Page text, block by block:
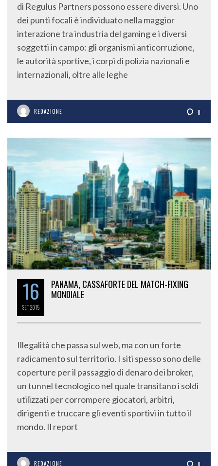
di Regulus Partners possono essere diversi. Uno
dei punti focali è individuato nella maggior
interazione tra industria del gaming e i diversi
soggetti in campo: gli organismi anticorruzione,
le autorità sportive, i corpi di polizia nazionali e
internazionali, oltre alle leghe
REDAZIONE 0
16
SET2015
PANAMA, CASSAFORTE DEL MATCH-FIXING
MONDIALE
Illegalità che passa sul web, ma con un forte
radicamento sul territorio. I siti spesso sono delle
coperture per il passaggio di denaro dei broker,
un tunnel tecnologico nel quale transitano i soldi
utilizzati per corrompere giocatori, arbitri,
dirigenti e truccare gli eventi sportivi in tutto il
mondo. Il report
REDAZIONE 0